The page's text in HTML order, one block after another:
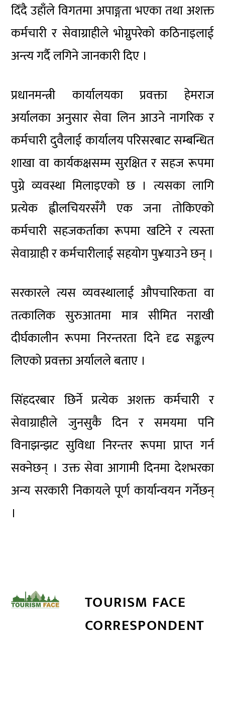
दिँदै उहाँले विगतमा अपाङ्गता भएका तथा अशक्त
कर्मचारी र सेवाग्राहीले भोग्नुपरेको कठिनाइलाई
अन्त्य गर्दै लगिने जानकारी दिए ।
प्रधानमन्त्री कार्यालयका प्रवक्ता हेमराज
अर्यालका अनुसार सेवा लिन आउने नागरिक र
कर्मचारी दुवैलाई कार्यालय परिसरबाट सम्बन्धित
शाखा वा कार्यकक्षसम्म सुरक्षित र सहज रूपमा
पुग्ने व्यवस्था मिलाइएको छ । त्यसका लागि
प्रत्येक ह्वीलचियरसँगै एक जना तोकिएको
कर्मचारी सहजकर्ताका रूपमा खटिने र त्यस्ता
सेवाग्राही र कर्मचारीलाई सहयोग पु¥याउने छन् ।
सरकारले त्यस व्यवस्थालाई औपचारिकता वा
तत्कालिक सुरुआतमा मात्र सीमित नराखी
दीर्घकालीन रूपमा निरन्तरता दिने दृढ सङ्कल्प
लिएको प्रवक्ता अर्यालले बताए ।
सिंहदरबार छिर्ने प्रत्येक अशक्त कर्मचारी र
सेवाग्राहीले जुनसुकै दिन र समयमा पनि
विनाझन्झट सुविधा निरन्तर रूपमा प्राप्त गर्न
सक्नेछन् । उक्त सेवा आगामी दिनमा देशभरका
अन्य सरकारी निकायले पूर्ण कार्यान्वयन गर्नेछन्
।
TOURISM FACE
CORRESPONDENT